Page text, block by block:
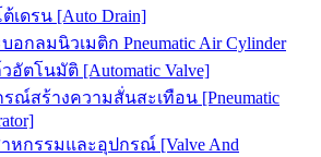
เดรน [Auto Drain]
อกลมนิวเมติก Pneumatic Air Cylinder
อัตโนมัติ [Automatic Valve]
ณ์สร้างความสั่นสะเทือน [Pneumatic
หกรรมและอุปกรณ์ [Valve And